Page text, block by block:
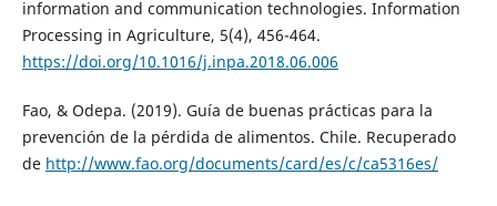
information and communication technologies. Information
Processing in Agriculture, 5(4), 456-464.
https://doi.org/10.1016/j.inpa.2018.06.006
Fao, & Odepa. (2019). Guía de buenas prácticas para la
prevención de la pérdida de alimentos. Chile. Recuperado
de http://www.fao.org/documents/card/es/c/ca5316es/